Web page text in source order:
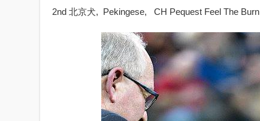
2nd 北京犬, Pekingese, CH Pequest Feel The Burn